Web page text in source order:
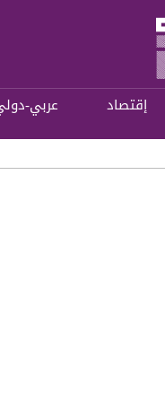
إقتصاد عربي-